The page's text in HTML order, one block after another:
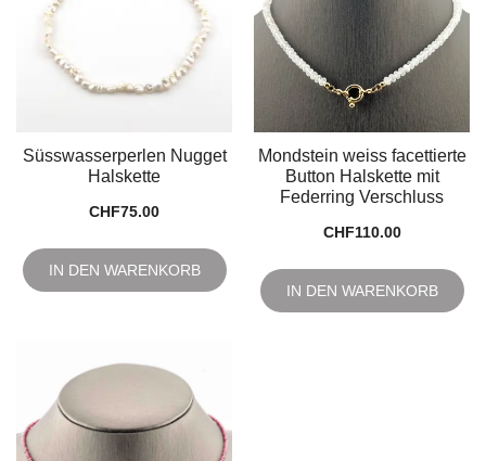
Süsswasserperlen Nugget
Halskette
CHF75.00
IN DEN WARENKORB
Mondstein weiss facettierte
Button Halskette mit
Federring Verschluss
CHF110.00
IN DEN WARENKORB